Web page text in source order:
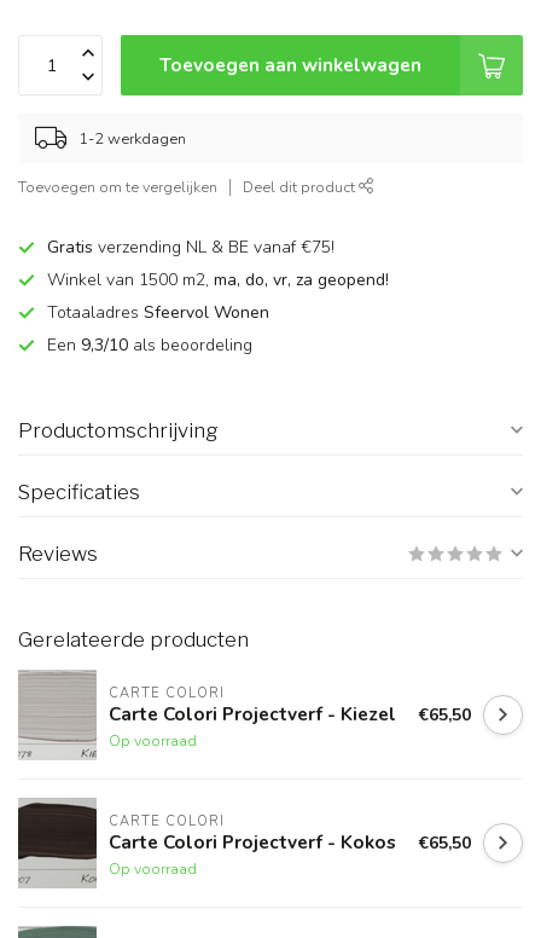
Toevoegen aan winkelwagen
1-2 werkdagen
Toevoegen om te vergelijken Deel dit product
Gratis verzending NL & BE vanaf €75!
Winkel van 1500 m2, ma, do, vr, za geopend!
Totaaladres Sfeervol Wonen
Een 9,3/10 als beoordeling
Productomschrijving
Specificaties
Reviews
Gerelateerde producten
CARTE COLORI
Carte Colori Projectverf - Kiezel
Op voorraad
€65,50
CARTE COLORI
Carte Colori Projectverf - Kokos
Op voorraad
€65,50